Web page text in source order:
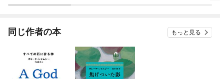
同じ作者の本 もっと見る